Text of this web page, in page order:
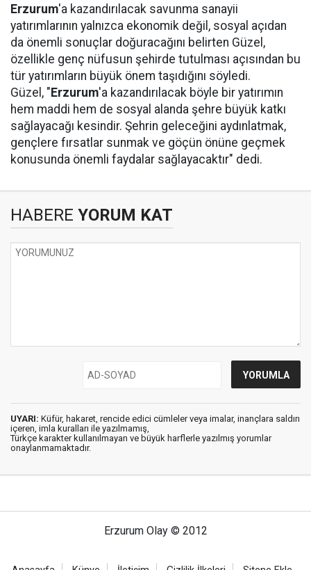
Erzurum'a kazandırılacak savunma sanayii
yatırımlarının yalnızca ekonomik değil, sosyal açıdan
da önemli sonuçlar doğuracağını belirten Güzel,
özellikle genç nüfusun şehirde tutulması açısından bu
tür yatırımların büyük önem taşıdığını söyledi.
Güzel, "Erzurum'a kazandırılacak böyle bir yatırımın
hem maddi hem de sosyal alanda şehre büyük katkı
sağlayacağı kesindir. Şehrin geleceğini aydınlatmak,
gençlere fırsatlar sunmak ve göçün önüne geçmek
konusunda önemli faydalar sağlayacaktır" dedi.
HABERE YORUM KAT
UYARI: Küfür, hakaret, rencide edici cümleler veya imalar, inançlara saldırı
içeren, imla kuralları ile yazılmamış,
Türkçe karakter kullanılmayan ve büyük harflerle yazılmış yorumlar
onaylanmamaktadır.
Erzurum Olay © 2012